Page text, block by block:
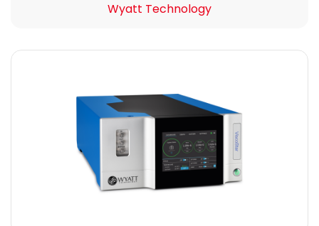
Wyatt Technology